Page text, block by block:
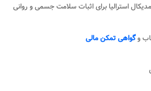
استرالیا برای اثبات سلامت جسمی و روانی
وگواهی تمکن مالی